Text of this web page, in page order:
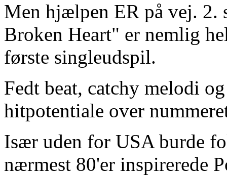
Men hjælpen ER på vej. 2.
Broken Heart" er nemlig
første singleudspil.
Fedt beat, catchy melodi
hitpotentiale over
Især uden for USA burde
nærmest 80'er inspirerede